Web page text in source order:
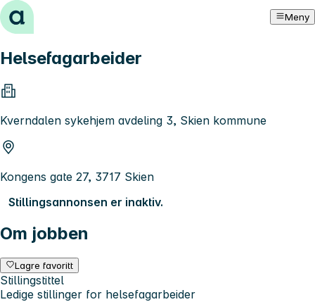
Hopp til innhold Meny
Helsefagarbeider
Kverndalen sykehjem avdeling 3, Skien kommune
Kongens gate 27, 3717 Skien
Stillingsannonsen er inaktiv.
Om jobben
Lagre favoritt
Stillingstittel
Ledige stillinger for helsefagarbeider